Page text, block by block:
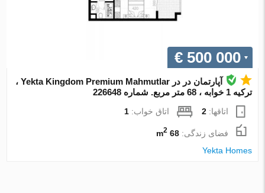
€ 500 000
آپارتمان در در Yekta Kingdom Premium Mahmutlar ،
ترکیه 1 خوابه ، 68 متر مربع. شماره 226648
اتاقها:2 اتاق خواب:1
فضای زندگی:68 m
2
Yekta Homes